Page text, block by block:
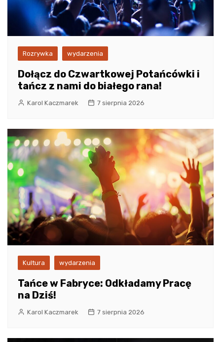
Rozrywka wydarzenia
Dołącz do Czwartkowej Potańcówki i
tańcz z nami do białego rana!
Karol Kaczmarek 7 sierpnia 2026
Kultura wydarzenia
Tańce w Fabryce: Odkładamy Pracę
na Dziś!
Karol Kaczmarek 7 sierpnia 2026